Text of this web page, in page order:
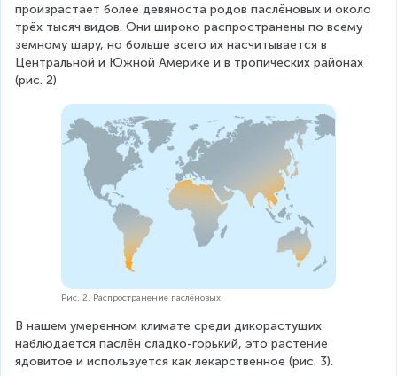
произрастает более девяноста родов паслёновых и около
трёх тысяч видов. Они широко распространены по всему
земному шару, но больше всего их насчитывается в
Центральной и Южной Америке и в тропических районах
(рис. 2)
Рис. 2. Распространение паслёновых
В нашем умеренном климате среди дикорастущих
наблюдается паслён сладко-горький, это растение
ядовитое и используется как лекарственное (рис. 3).